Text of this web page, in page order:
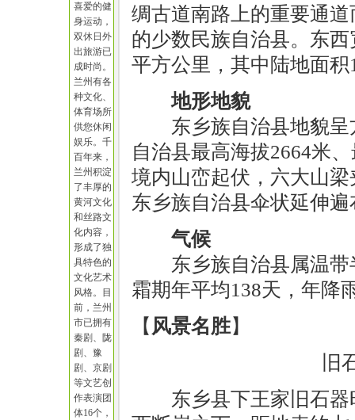
喜爱的健
身运动，
双休日外
出旅游已
成时尚。
兰州有各
种文化、
体育场所
供您休闲
娱乐。千
百年来，
兰州积淀
了丰厚的
黄河文化
和丝路文
化内容，
形成了独
具特色的
文化艺术
风格。目
前，兰州
市已拥有
秦剧、陇
剧、豫
剧、京剧
等文艺创
作表演团
体16个，
绸古道南路上的重要通
的少数民族自治县。东
平方公里，其中陆地面积
地形地貌
东乡族自治县地貌
自治县最高海拔2664米
境内山峦起伏，六大山
东乡族自治县伞状延伸遍
气候
东乡族自治县属温
霜期年平均138天，年降
【 风景名胜】
旧
东乡县下王家旧石